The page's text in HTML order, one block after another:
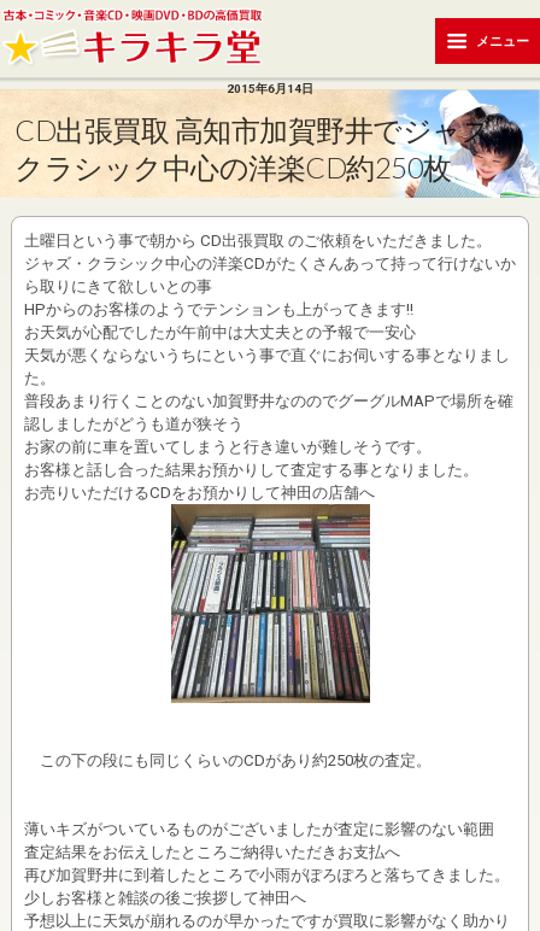
メニュー
2015年6月14日
CD出張買取 高知市加賀野井でジャズ・
クラシック中心の洋楽CD約250枚
土曜日という事で朝から CD出張買取 のご依頼をいただきました。
ジャズ・クラシック中心の洋楽CDがたくさんあって持って行けないか
ら取りにきて欲しいとの事
HPからのお客様のようでテンションも上がってきます!!
お天気が心配でしたが午前中は大丈夫との予報で一安心
天気が悪くならないうちにという事で直ぐにお伺いする事となりまし
た。
普段あまり行くことのない加賀野井なののでグーグルMAPで場所を確
認しましたがどうも道が狭そう
お家の前に車を置いてしまうと行き違いが難しそうです。
お客様と話し合った結果お預かりして査定する事となりました。
お売りいただけるCDをお預かりして神田の店舗へ
この下の段にも同じくらいのCDがあり約250枚の査定。
薄いキズがついているものがございましたが査定に影響のない範囲
査定結果をお伝えしたところご納得いただきお支払へ
再び加賀野井に到着したところで小雨がぽろぽろと落ちてきました。
少しお客様と雑談の後ご挨拶して神田へ
予想以上に天気が崩れるのが早かったですが買取に影響がなく助かり